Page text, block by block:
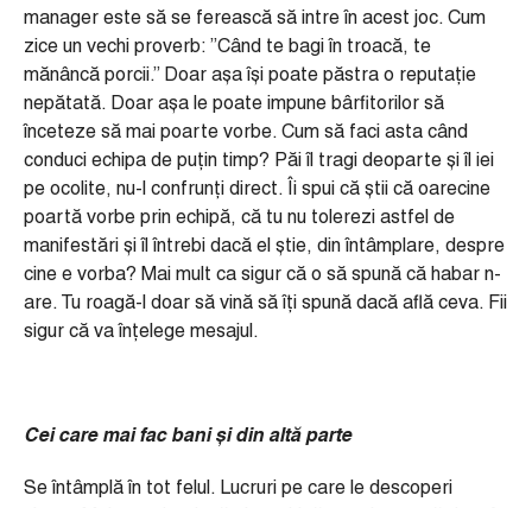
manager este să se ferească să intre în acest joc. Cum
zice un vechi proverb: ”Când te bagi în troacă, te
mănâncă porcii.” Doar așa își poate păstra o reputație
nepătată. Doar așa le poate impune bârfitorilor să
înceteze să mai poarte vorbe. Cum să faci asta când
conduci echipa de puțin timp? Păi îl tragi deoparte și îl iei
pe ocolite, nu-l confrunți direct. Îi spui că știi că oarecine
poartă vorbe prin echipă, că tu nu tolerezi astfel de
manifestări și îl întrebi dacă el știe, din întâmplare, despre
cine e vorba? Mai mult ca sigur că o să spună că habar n-
are. Tu roagă-l doar să vină să îți spună dacă află ceva. Fii
sigur că va înțelege mesajul.
Cei care mai fac bani și din altă parte
Se întâmplă în tot felul. Lucruri pe care le descoperi